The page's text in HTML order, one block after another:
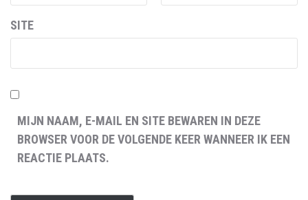
SITE
MIJN NAAM, E-MAIL EN SITE BEWAREN IN DEZE
BROWSER VOOR DE VOLGENDE KEER WANNEER IK EEN
REACTIE PLAATS.